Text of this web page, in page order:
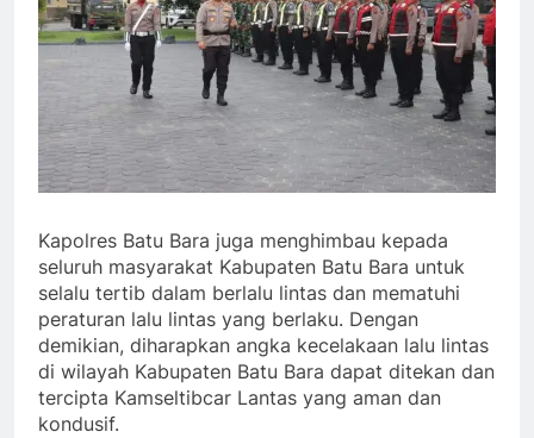
Kapolres Batu Bara juga menghimbau kepada
seluruh masyarakat Kabupaten Batu Bara untuk
selalu tertib dalam berlalu lintas dan mematuhi
peraturan lalu lintas yang berlaku. Dengan
demikian, diharapkan angka kecelakaan lalu lintas
di wilayah Kabupaten Batu Bara dapat ditekan dan
tercipta Kamseltibcar Lantas yang aman dan
kondusif.